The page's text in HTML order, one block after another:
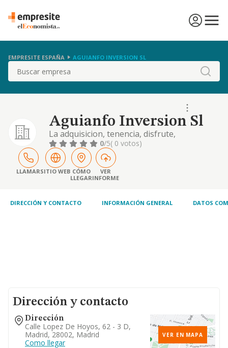
EMPRESITE ESPAÑA AGUIANFO INVERSION SL
Buscar
Aguianfo Inversion Sl
La adquisicion, tenencia, disfrute,
suscripcion, administracion, direccion,
gestion y enajenacion de valores
mobiliarios, acciones o participaciones en
sociedades y otras personas juridicas,
nacionales o extranjeras
0/5( 0 votos)
LLAMARSITIO WEB CÓMO
LLEGAR
VER
INFORME
DIRECCIÓN Y CONTACTO INFORMACIÓN GENERAL DATOS
Dirección y contacto
Dirección
Calle Lopez De Hoyos, 62 - 3 D,
Madrid, 28002, Madrid
Como llegar
VER EN MAPA